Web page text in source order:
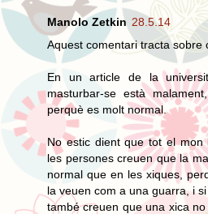
Manolo Zetkin 28.5.14
Aquest comentari tracta sobre
En un article de la
masturbar-se està
perquè es molt normal.
No estic dient que tot el mon
les persones creuen que la
normal que en les xiques,
la veuen com a una guarra, i
també creuen que una xica